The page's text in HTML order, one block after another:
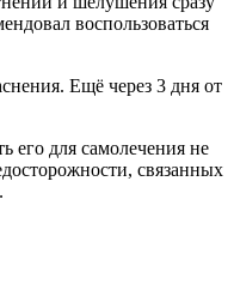
воспользоваться
Ещё через 3 дня от
его для самолечения не
связанных